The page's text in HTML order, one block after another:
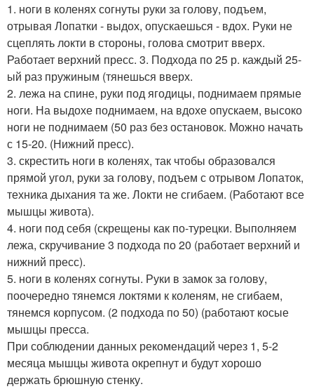
1. ноги в коленях согнуты руки за голову, подъем,
отрывая Лопатки - выдох, опускаешься - вдох. Руки не
сцеплять локти в стороны, голова смотрит вверх.
Работает верхний пресс. 3. Подхода по 25 р. каждый 25-
ый раз пружиным (тянешься вверх.
2. лежа на спине, руки под ягодицы, поднимаем прямые
ноги. На выдохе поднимаем, на вдохе опускаем, высоко
ноги не поднимаем (50 раз без остановок. Можно начать
с 15-20. (Нижний пресс).
3. скрестить ноги в коленях, так чтобы образовался
прямой угол, руки за голову, подъем с отрывом Лопаток,
техника дыхания та же. Локти не сгибаем. (Работают все
мышцы живота).
4. ноги под себя (скрещены как по-турецки. Выполняем
лежа, скручивание 3 подхода по 20 (работает верхний и
нижний пресс).
5. ноги в коленях согнуты. Руки в замок за голову,
поочередно тянемся локтями к коленям, не сгибаем,
тянемся корпусом. (2 подхода по 50) (работают косые
мышцы пресса.
При соблюдении данных рекомендаций через 1, 5-2
месяца мышцы живота окрепнут и будут хорошо
держать брюшную стенку.